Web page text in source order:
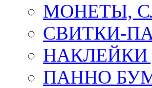
МОНЕТЫ,
СВИТКИ-
НАКЛЕЙКИ
ПАННО